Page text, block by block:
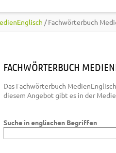
/ Fachwörterbuch
FACHWÖRTERBUCH
Das Fachwörterbuch
diesem Angebot gibt es in der
Suche in englischen Begriffen